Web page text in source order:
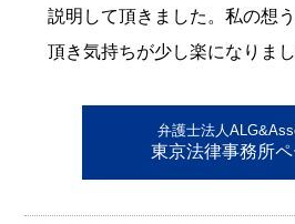
説明して頂きました。私の想
頂き気持ちが少し楽になりまし
弁護士法人
東京法律事務所